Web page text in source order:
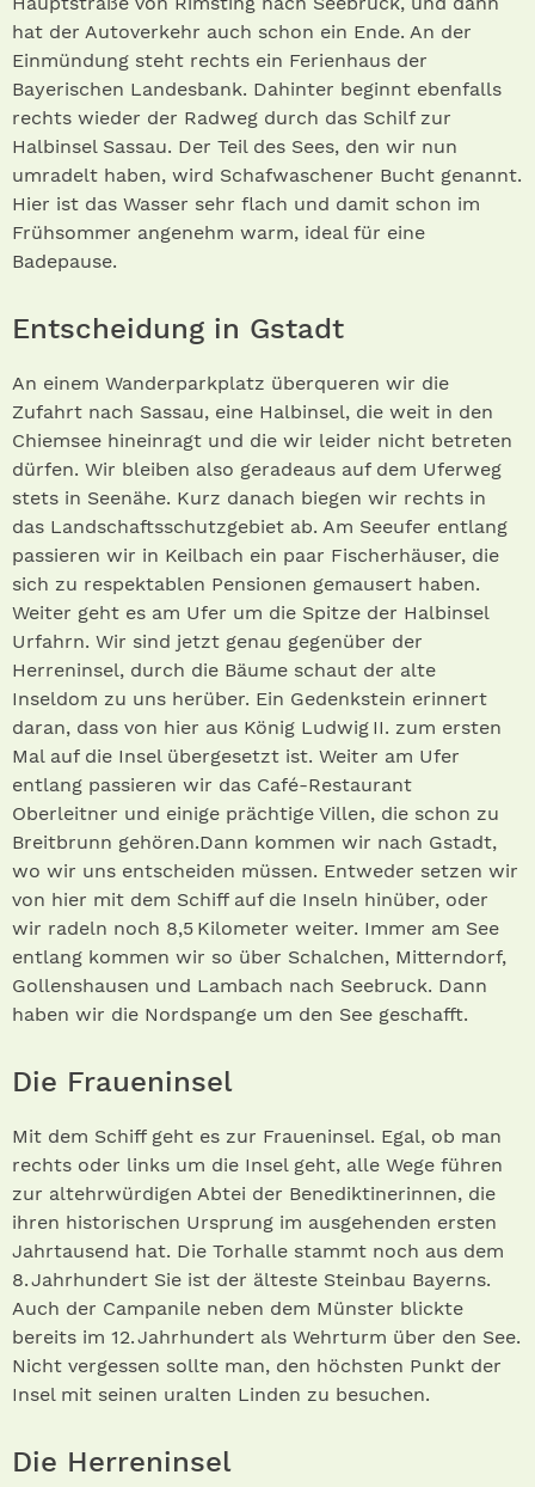
hat der Autoverkehr auch schon ein Ende. An der
Einmündung steht rechts ein Ferienhaus der
Bayerischen Landesbank. Dahinter beginnt ebenfalls
rechts wieder der Radweg durch das Schilf zur
Halbinsel Sassau. Der Teil des Sees, den wir nun
umradelt haben, wird Schafwaschener Bucht genannt.
Hier ist das Wasser sehr flach und damit schon im
Frühsommer angenehm warm, ideal für eine
Badepause.
Entscheidung in Gstadt
An einem Wanderparkplatz überqueren wir die
Zufahrt nach Sassau, eine Halbinsel, die weit in den
Chiemsee hineinragt und die wir leider nicht betreten
dürfen. Wir bleiben also geradeaus auf dem Uferweg
stets in See­nähe. Kurz danach biegen wir rechts in
das Landschaftsschutzgebiet ab. Am Seeufer entlang
passieren wir in Keilbach ein paar Fischerhäuser, die
sich zu respektablen Pensionen gemausert haben.
Weiter geht es am Ufer um die Spitze der Halbinsel
Urfahrn. Wir sind jetzt genau gegenüber der
Herreninsel, durch die Bäume schaut der alte
Inseldom zu uns herüber. Ein Gedenkstein erinnert
daran, dass von hier aus König Ludwig II. zum ersten
Mal auf die Insel übergesetzt ist. Weiter am Ufer
entlang passieren wir das Café-Restaurant
Oberleitner und einige prächtige Villen, die schon zu
Breitbrunn gehören.Dann kommen wir nach Gstadt,
wo wir uns entscheiden müssen. Entweder setzen wir
von hier mit dem Schiff auf die Inseln hinüber, oder
wir radeln noch 8,5 Kilometer weiter. Immer am See
entlang kommen wir so über Schalchen, Mitterndorf,
Gollenshausen und Lambach nach Seebruck. Dann
haben wir die Nordspange um den See geschafft.
Die Fraueninsel
Mit dem Schiff geht es zur Fraueninsel. Egal, ob man
rechts oder links um die Insel geht, alle Wege führen
zur altehrwürdigen Abtei der Benediktinerinnen, die
ihren historischen Ursprung im ausgehenden ersten
Jahrtausend hat. Die Torhalle stammt noch aus dem
8. Jahrhundert Sie ist der älteste Steinbau Bayerns.
Auch der Campanile neben dem Münster blickte
bereits im 12. Jahrhundert als Wehrturm über den See.
Nicht vergessen sollte man, den höchsten Punkt der
Insel mit seinen uralten Linden zu besuchen.
Die Herreninsel